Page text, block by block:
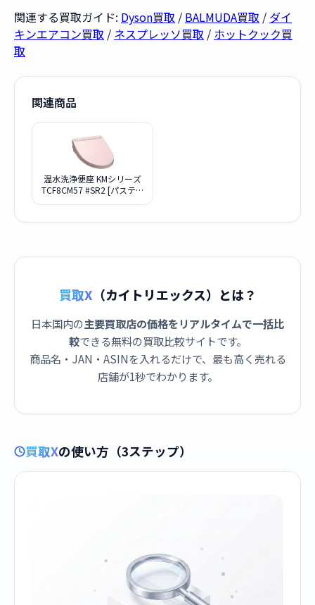
関連する買取ガイド: Dyson買取 / BALMUDA買取 / ダイ
キンエアコン買取 / ネスプレッソ買取 / ホットクック買
取
関連商品
温水洗浄便座 KMシリーズ
TCF8CM57 #SR2 [パステル
買取X （カイトリエックス）とは？
日本国内の主要買取店の価格をリアルタイムで一括比
較できる無料の買取比較サイトです。
商品名・JAN・ASINを入れるだけで、最も高く売れる
店舗が1秒でわかります。
買取Xの使い方（3ステップ）